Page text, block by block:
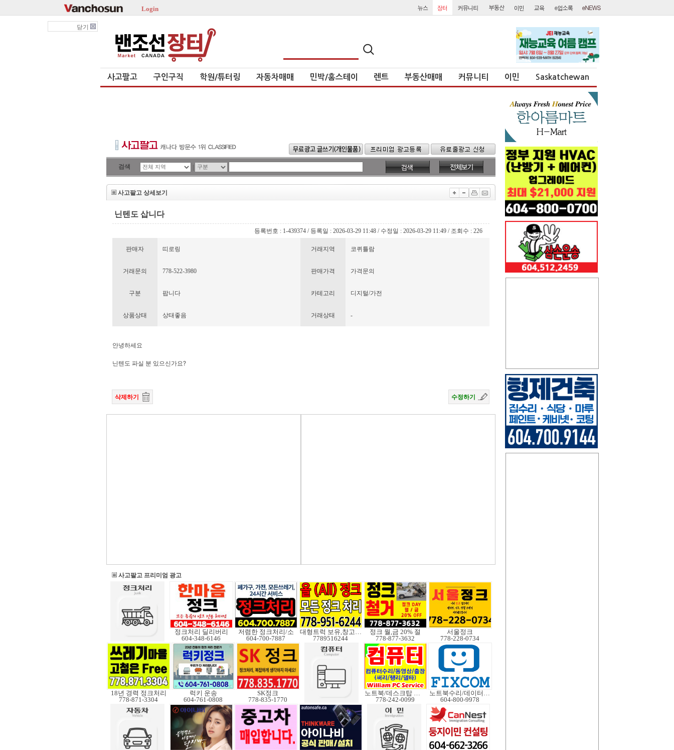
Login
닫기
사고팔고 구인구직 학원/튜터링 자동차매매 민박/홈스테이 렌트 부동산매매 커뮤니티 이민 Saskatchewan
검색 |
사고팔고 상세보기
닌텐도 삽니다
등록번호 : 1-439374 / 등록일 : 2026-03-29 11:48 / 수정일 : 2026-03-29 11:49 / 조회수 : 226
판매자 띠로링 거래지역 코퀴틀람
거래문의 778-522-3980 판매가격 가격문의
구분 팝니다 카테고리 디지털/가전
상품상태 상태좋음 거래상태 -
안녕하세요
닌텐도 파실 분 있으신가요?
삭제하기 수정하기
사고팔고 프리미엄 광고
정크처리 딜리버리
604-348-6146
저렴한 정크처리/소
604-700-7887
대형트럭 보유,창고보관
7789516244
정크 월,금 20% 절
778-877-3632
서울정크
778-228-0734
18년 경력 정크처리
778-871-3304
럭키 운송
604-761-0808
SK정크
778-835-1770
노트북/데스크탑 수리
778-242-0099
노트북수리/데이터복구
604-800-9978